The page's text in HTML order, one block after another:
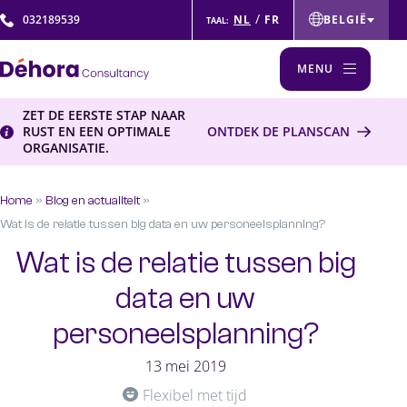
032189539 TAAL: NL / FR BELGIË
ČESKÁ REPUBLIKA
FRANCE
Wat we doen
WFM Consultancy
Interim Management
Werving & selectie
Planning uitbesteden
Planpoint™ software
Voor wie?
MENU
ZET DE EERSTE STAP NAAR
RUST EN EEN OPTIMALE
ORGANISATIE.
ONTDEK DE PLANSCAN
Home » Blog en actualiteit»
Wat is de relatie tussen big data en uw personeelsplanning?
Wat is de relatie tussen big
data en uw
personeelsplanning?
13 mei 2019
Flexibel met tijd